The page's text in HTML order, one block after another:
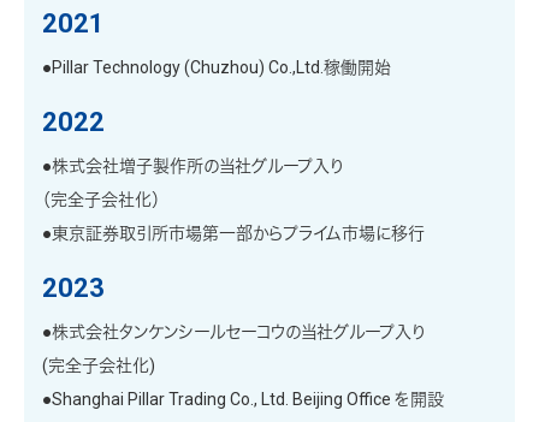
2021
●Pillar Technology (Chuzhou) Co.,Ltd.稼働開始
2022
●株式会社増子製作所の当社グループ入り
（完全子会社化）
●東京証券取引所市場第一部からプライム市場に移行
2023
●株式会社タンケンシールセーコウの当社グループ入り
(完全子会社化)
●Shanghai Pillar Trading Co., Ltd. Beijing Office を開設